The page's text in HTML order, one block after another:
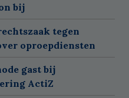
bij
tegen
oproepdiensten
gast bij
ActiZ